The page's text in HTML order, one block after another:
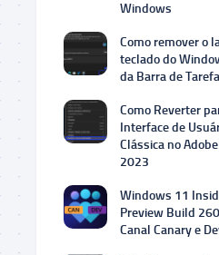
Windows
Como remover o
teclado do
da Barra de
Como Reverter
Interface de
Clássica no
2023
Windows 11
Preview Build
Canal Canary e